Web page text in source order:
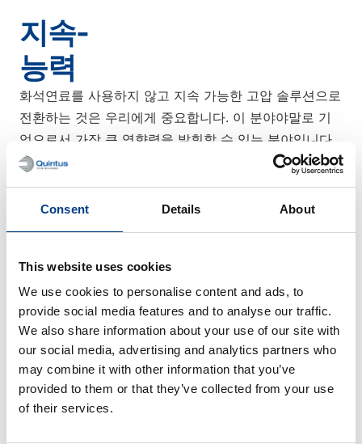
Consent Details About
This website uses cookies
We use cookies to personalise content and ads, to
provide social media features and to analyse our traffic.
We also share information about your use of our site with
our social media, advertising and analytics partners who
may combine it with other information that you’ve
provided to them or that they’ve collected from your use
of their services.
지속-
능력
화석연료를 사용하지 않고 지속 가능한 고압 솔루션으로
전환하는 것은 우리에게 중요합니다. 이 분야야말로 기
업으로서 가장 큰 영향력을 발휘할 수 있는 분야입니다.
하지만 지속 가능한 기업이 된다는 것은 고압 솔루션 그
이상입니다. 고객에게 제공하는 솔루션, 비즈니스 운영
방식, 자재 조달처 등 전체 가치 사슬에서 우리가 어떻게
세 가지 주요 영역에서 지속 가능성을 지속적으로 개선
하기 위해 노력하고 있습니다.
사람들
Facebook은 건강, 안전, 권한 부여, 비즈니스 윤리, 인권
존중을 중시합니다. 사회적 지속 가능성은 비즈니스의
근간을 이루는 부분이며 가치 사슬 전반에 걸쳐 광범위
한 주제를 다룹니다.